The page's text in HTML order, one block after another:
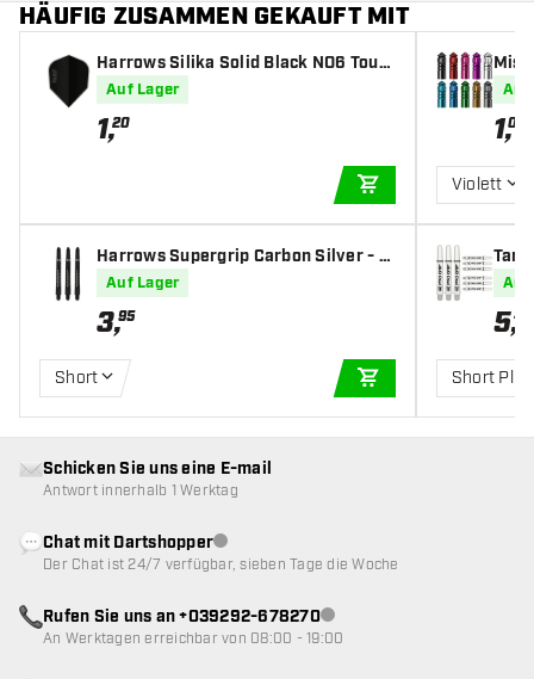
HÄUFIG ZUSAMMEN GEKAUFT MIT
Harrows Silika Solid Black NO6 Toug
h Crystalline Coated - Dart Flights
Auf Lager
1,20
IN DEN
Harrows Supergrip Carbon Silver - D
art Shafts
Auf Lager
3,95
Short
IN DEN
Auf
1,00
Violett
afts
Auf
5,49
Short Plus
Schicken Sie uns eine E-mail
Antwort innerhalb 1 Werktag
Chat mit DartshopperKundenservice nicht verfügbar
Der Chat ist 24/7 verfügbar, sieben Tage die Woche
Rufen Sie uns an +039292-678270Kundenservice nicht
An Werktagen erreichbar von 08:00 - 19:00